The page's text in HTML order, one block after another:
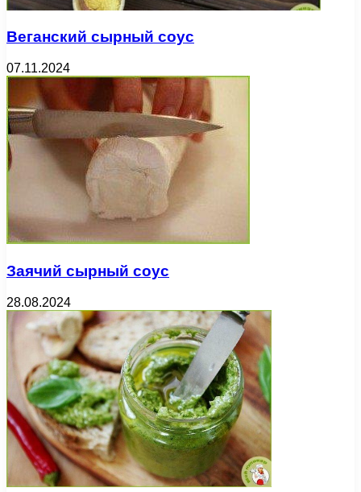
Веганский сырный соус
07.11.2024
Заячий сырный соус
28.08.2024